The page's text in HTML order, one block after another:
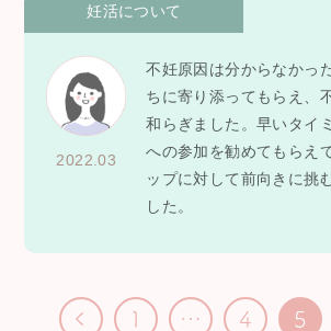
妊活について
2022.03
不妊原因は分からなかっ
ちに寄り添ってもらえ、
和らぎました。早いタイ
への参加を勧めてもらえ
ップに対して前向きに挑
した。
1 … 4 5